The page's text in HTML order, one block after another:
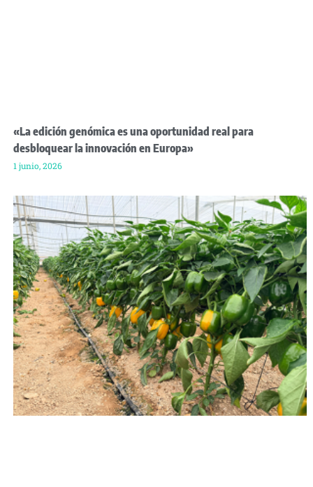
«La edición genómica es una oportunidad real para
desbloquear la innovación en Europa»
1 junio, 2026